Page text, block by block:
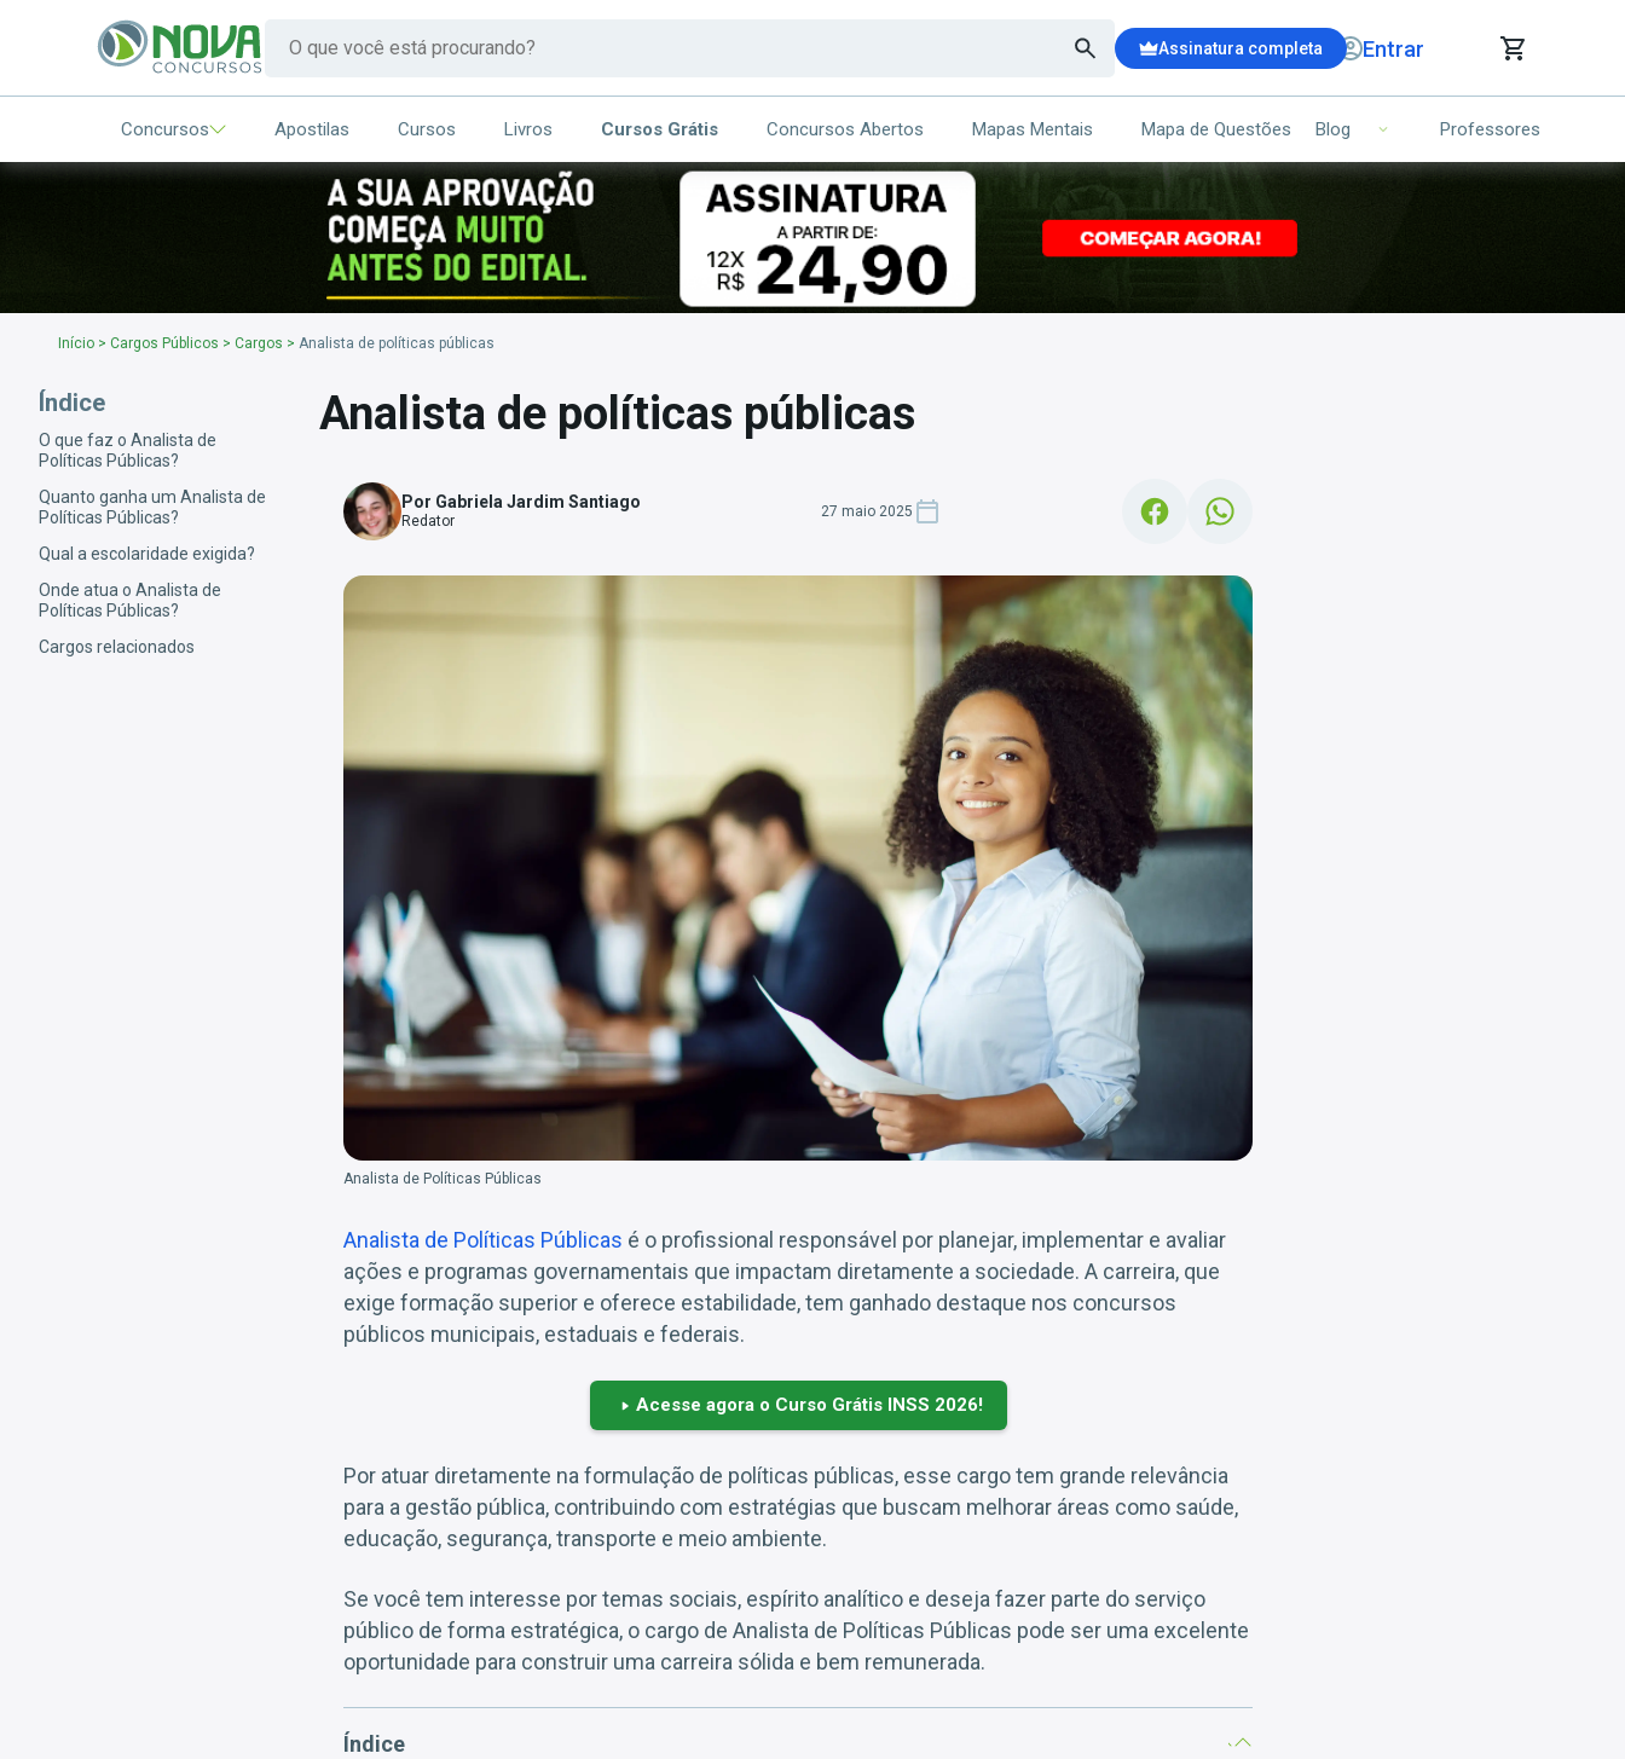
Assinatura completa Entrar
CARRINHO DE COMPRAS
ITENS (00)
Ops!
Seu carrinho ainda está vazio.
Concursos Apostilas Cursos Livros Cursos Grátis Concursos Abertos Mapas Mentais Mapa de Questões Blog Professores
Início > Cargos Públicos > Cargos > Analista de políticas públicas
Índice
O que faz o Analista de
Políticas Públicas?
Quanto ganha um Analista de
Políticas Públicas?
Qual a escolaridade exigida?
Onde atua o Analista de
Políticas Públicas?
Cargos relacionados
Analista de políticas públicas
Por Gabriela Jardim Santiago
Redator
27 maio 2025
Analista de Políticas Públicas
Analista de Políticas Públicas é o profissional responsável por planejar, implementar e avaliar
ações e programas governamentais que impactam diretamente a sociedade. A carreira, que
exige formação superior e oferece estabilidade, tem ganhado destaque nos concursos
públicos municipais, estaduais e federais.
Acesse agora o Curso Grátis INSS 2026!
Por atuar diretamente na formulação de políticas públicas, esse cargo tem grande relevância
para a gestão pública, contribuindo com estratégias que buscam melhorar áreas como saúde,
educação, segurança, transporte e meio ambiente.
Se você tem interesse por temas sociais, espírito analítico e deseja fazer parte do serviço
público de forma estratégica, o cargo de Analista de Políticas Públicas pode ser uma excelente
oportunidade para construir uma carreira sólida e bem remunerada.
Índice